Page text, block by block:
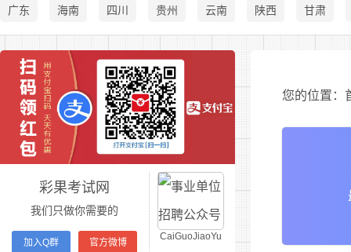
广东 海南 四川 贵州 云南 陕西 甘肃
彩果考试网
我们只做你需要的
加入Q群 官方微博
CaiGuoJiaoYu
您的位置：